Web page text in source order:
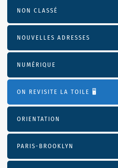
NON CLASSÉ
NOUVELLES ADRESSES
NUMÉRIQUE
ON REVISITE LA TOILE 🖥️
ORIENTATION
PARIS-BROOKLYN